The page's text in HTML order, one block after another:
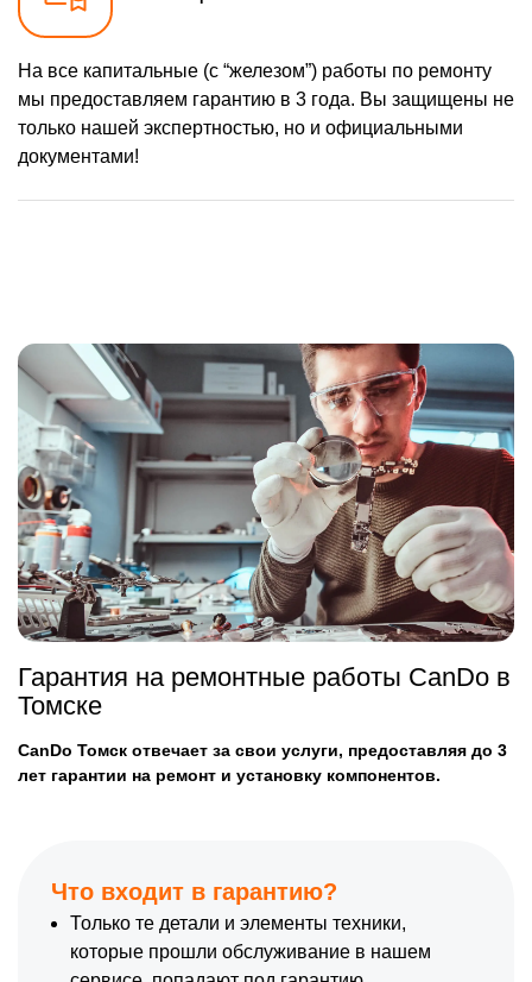
На все капитальные (с “железом”) работы по ремонту
мы предоставляем гарантию в 3 года. Вы защищены не
только нашей экспертностью, но и официальными
документами!
Гарантия на ремонтные работы CanDo в
Томске
CanDo Томск отвечает за свои услуги, предоставляя до 3
лет гарантии на ремонт и установку компонентов.
Что входит в гарантию?
Только те детали и элементы техники,
которые прошли обслуживание в нашем